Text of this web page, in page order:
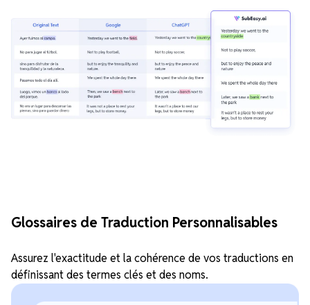
Glossaires de Traduction Personnalisables
Assurez l'exactitude et la cohérence de vos traductions en
définissant des termes clés et des noms.